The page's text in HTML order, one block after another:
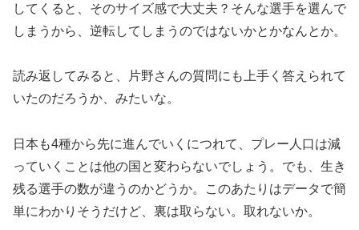
してくると、そのサイズ感で大丈夫？そんな選手を選んで
しまうから、逆転してしまうのではないかとかなんとか。
読み返してみると、片野さんの質問にも上手く答えられて
いたのだろうか、みたいな。
日本も4種から先に進んでいくにつれて、プレー人口は減
っていくことは他の国と変わらないでしょう。でも、生き
残る選手の数が違うのかどうか。このあたりはデータで簡
単にわかりそうだけど、裏は取らない。取れないか。